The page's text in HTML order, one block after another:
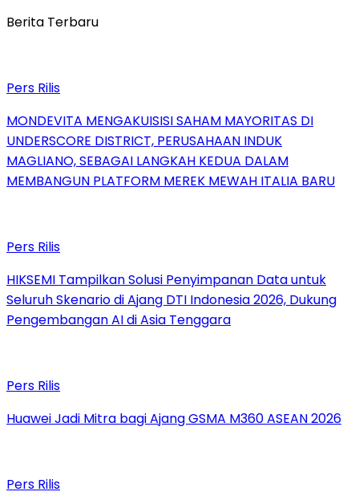
Berita Terbaru
Pers Rilis
MONDEVITA MENGAKUISISI SAHAM MAYORITAS DI
UNDERSCORE DISTRICT, PERUSAHAAN INDUK
MAGLIANO, SEBAGAI LANGKAH KEDUA DALAM
MEMBANGUN PLATFORM MEREK MEWAH ITALIA BARU
Pers Rilis
HIKSEMI Tampilkan Solusi Penyimpanan Data untuk
Seluruh Skenario di Ajang DTI Indonesia 2026, Dukung
Pengembangan AI di Asia Tenggara
Pers Rilis
Huawei Jadi Mitra bagi Ajang GSMA M360 ASEAN 2026
Pers Rilis